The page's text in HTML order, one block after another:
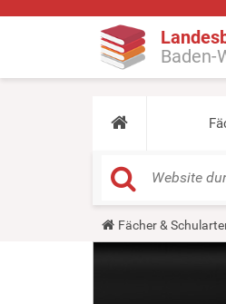
Baden-
Y
o
Fächer &